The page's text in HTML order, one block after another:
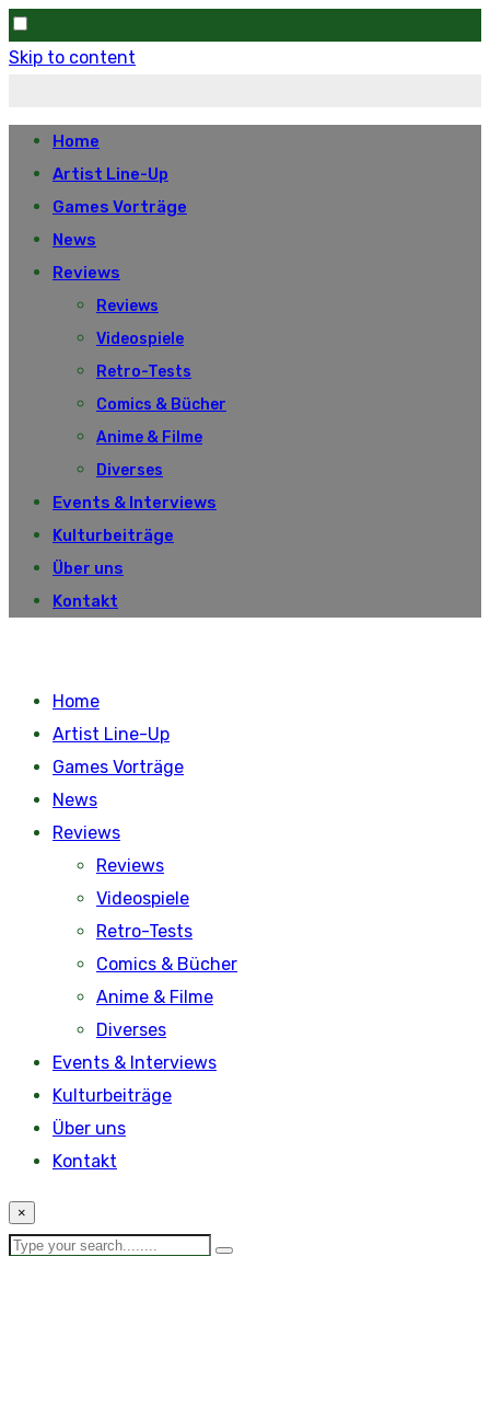
Skip to content
Home
Artist Line-Up
Games Vorträge
News
Reviews
Reviews
Videospiele
Retro-Tests
Comics & Bücher
Anime & Filme
Diverses
Events & Interviews
Kulturbeiträge
Über uns
Kontakt
Home
Artist Line-Up
Games Vorträge
News
Reviews
Reviews
Videospiele
Retro-Tests
Comics & Bücher
Anime & Filme
Diverses
Events & Interviews
Kulturbeiträge
Über uns
Kontakt
×